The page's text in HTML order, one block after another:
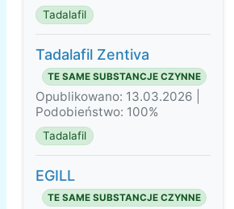
Tadalafil
Tadalafil Zentiva
TE SAME SUBSTANCJE CZYNNE
Opublikowano: 13.03.2026 |
Podobieństwo: 100%
Tadalafil
EGILL
TE SAME SUBSTANCJE CZYNNE